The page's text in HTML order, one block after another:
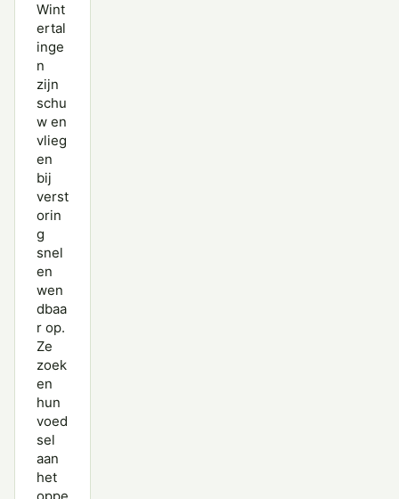
Wint
ertal
inge
n
zijn
schu
w en
vlieg
en
bij
verst
orin
g
snel
en
wen
dbaa
r op.
Ze
zoek
en
hun
voed
sel
aan
het